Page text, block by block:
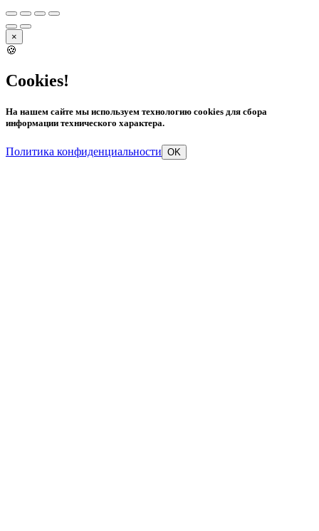
×
🍪
Cookies!
На нашем сайте мы используем технологию cookies для сбора
информации технического характера.
Политика конфиденциальности OK